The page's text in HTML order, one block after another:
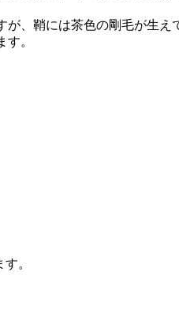
が、鞘には茶色の剛毛が生
。
。